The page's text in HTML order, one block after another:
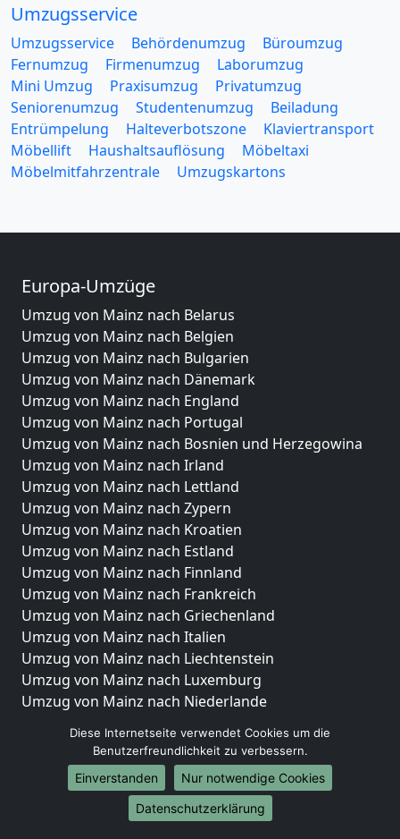
Umzugsservice
Umzugsservice Behördenumzug
Büroumzug
Fernumzug
Firmenumzug
Laborumzug
Mini Umzug
Praxisumzug
Privatumzug
Seniorenumzug
Studentenumzug
Beiladung
Entrümpelung
Halteverbotszone
Klaviertransport
Möbellift
Haushaltsauflösung
Möbeltaxi
Möbelmitfahrzentrale
Umzugskartons
Europa-Umzüge
Umzug von Mainz nach Belarus
Umzug von Mainz nach Belgien
Umzug von Mainz nach Bulgarien
Umzug von Mainz nach Dänemark
Umzug von Mainz nach England
Umzug von Mainz nach Portugal
Umzug von Mainz nach Bosnien und Herzegowina
Umzug von Mainz nach Irland
Umzug von Mainz nach Lettland
Umzug von Mainz nach Zypern
Umzug von Mainz nach Kroatien
Umzug von Mainz nach Estland
Umzug von Mainz nach Finnland
Umzug von Mainz nach Frankreich
Umzug von Mainz nach Griechenland
Umzug von Mainz nach Italien
Umzug von Mainz nach Liechtenstein
Umzug von Mainz nach Luxemburg
Umzug von Mainz nach Niederlande
Umzüge-Deutschlandweit
Umzug von Mainz nach Berlin
Umzug von Mainz nach Hamburg
Diese Internetseite verwendet Cookies um die
Benutzerfreundlichkeit zu verbessern.
Einverstanden
Nur notwendige Cookies
Datenschutzerklärung